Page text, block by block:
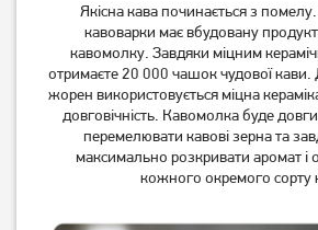
Кавоварка ріжкова Rotex
RCM650-S Good Espresso
2 979 грн
20 999
13 999
Якісна кава починається з
кавоварки має вбудовану
кавомолку. Завдяки міцним
отримаєте 20 000 чашок чудової
жорен використовується міцна
довговічність. Кавомолка буде
перемелювати кавові зерна та
максимально розкривати аромат і
кожного окремого сорту